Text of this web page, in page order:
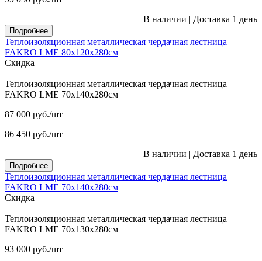
В наличии | Доставка 1 день
Подробнее
Теплоизоляционная металлическая чердачная лестница
FAKRO LME 80х120х280см
Скидка
Теплоизоляционная металлическая чердачная лестница
FAKRO LME 70х140х280см
87 000 руб./шт
86 450 руб./шт
В наличии | Доставка 1 день
Подробнее
Теплоизоляционная металлическая чердачная лестница
FAKRO LME 70х140х280см
Скидка
Теплоизоляционная металлическая чердачная лестница
FAKRO LME 70х130х280см
93 000 руб./шт